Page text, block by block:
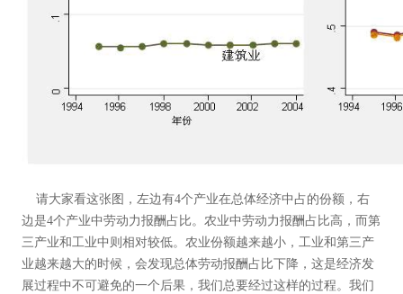
请大家看这张图，左边有4个产业在总体经济中占的份额，右
边是4个产业中劳动力报酬占比。农业中劳动力报酬占比高，而第
三产业和工业中则相对较低。农业份额越来越小，工业和第三产
业越来越大的时候，会发现总体劳动报酬占比下降，这是经济发
展过程中不可避免的一个后果，我们总要经过这样的过程。我们